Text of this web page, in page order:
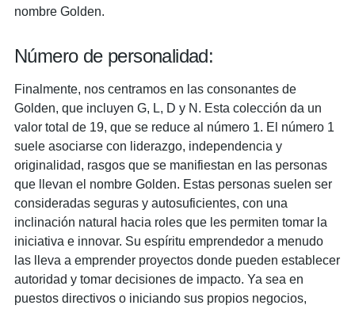
nombre Golden.
Número de personalidad:
Finalmente, nos centramos en las consonantes de
Golden, que incluyen G, L, D y N. Esta colección da un
valor total de 19, que se reduce al número 1. El número 1
suele asociarse con liderazgo, independencia y
originalidad, rasgos que se manifiestan en las personas
que llevan el nombre Golden. Estas personas suelen ser
consideradas seguras y autosuficientes, con una
inclinación natural hacia roles que les permiten tomar la
iniciativa e innovar. Su espíritu emprendedor a menudo
las lleva a emprender proyectos donde pueden establecer
autoridad y tomar decisiones de impacto. Ya sea en
puestos directivos o iniciando sus propios negocios,